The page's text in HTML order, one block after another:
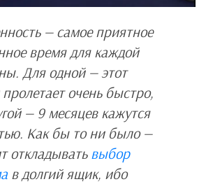
— самое приятное
время для каждой
Для одной — этот
очень быстро,
— 9 месяцев кажутся
Как бы то ни было —
откладыватьвыбор
в долгий ящик, ибо